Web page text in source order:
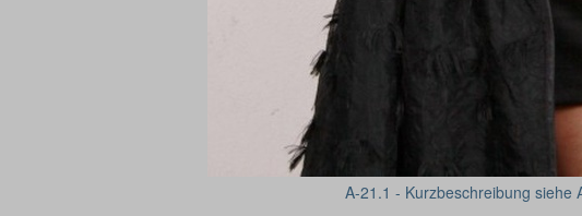
A-21.1 - Kurzbeschreibung siehe